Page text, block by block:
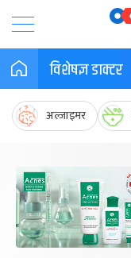
विशेषज्ञ डाक्टर
अल्जाइमर